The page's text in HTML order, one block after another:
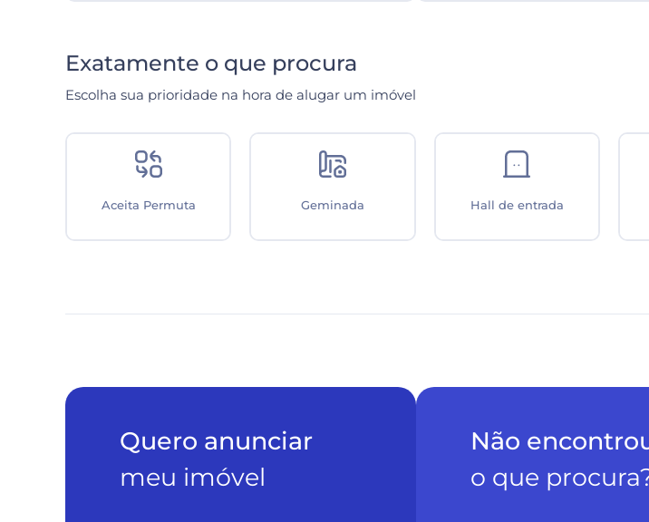
Exatamente o que procura
Escolha sua prioridade na hora de alugar um imóvel
Hall de entrada Demi suíte Pavimentação
Quero anunciar
meu imóvel
Não
o que